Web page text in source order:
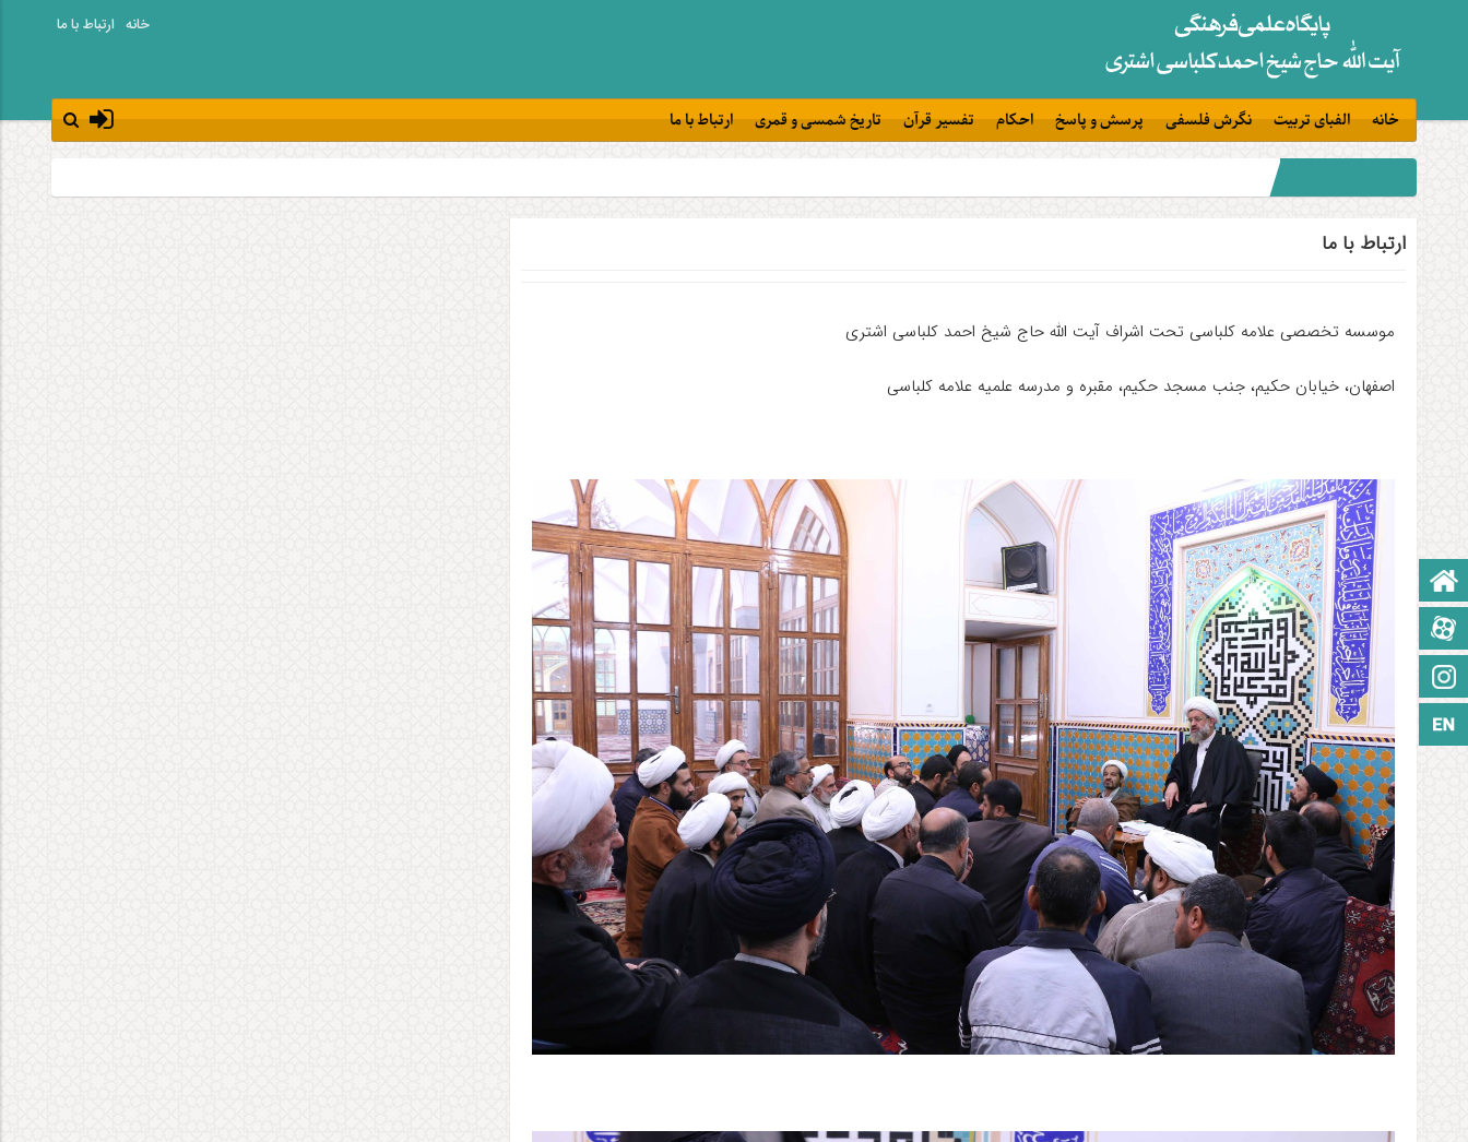
خانه ارتباط با ما
خانه الفبای تربیت نگرش فلسفی پرسش و پاسخ احکام تفسیر قرآن تاریخ شمسی و قمری ارتباط با ما
صفحه نخست
اینستاگرام
زبان انگلیسی
ارتباط با ما
موسسه تخصصی علامه کلباسی تحت اشراف آیت الله حاج شیخ احمد کلباسی اشتری
اصفهان، خیابان حکیم، جنب مسجد حکیم، مقبره و مدرسه علمیه علامه کلباسی